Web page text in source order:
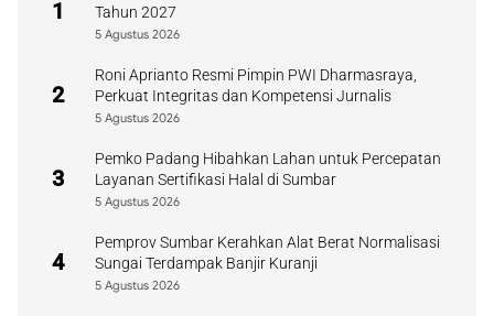
1 Tahun 2027
5 Agustus 2026
2
Roni Aprianto Resmi Pimpin PWI Dharmasraya,
Perkuat Integritas dan Kompetensi Jurnalis
5 Agustus 2026
3
Pemko Padang Hibahkan Lahan untuk Percepatan
Layanan Sertifikasi Halal di Sumbar
5 Agustus 2026
4
Pemprov Sumbar Kerahkan Alat Berat Normalisasi
Sungai Terdampak Banjir Kuranji
5 Agustus 2026